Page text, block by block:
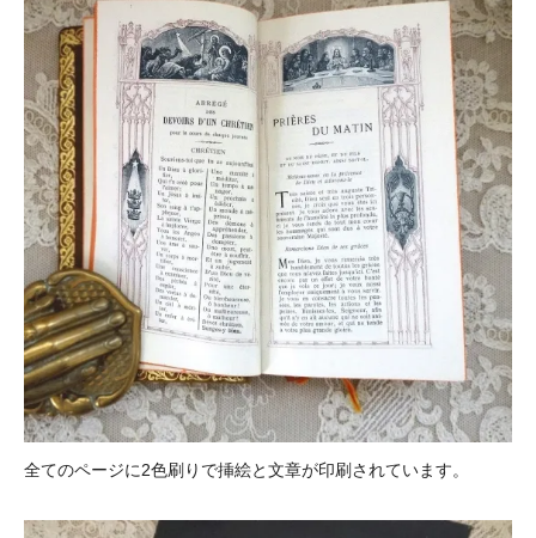
全てのページに2色刷りで挿絵と文章が印刷されています。